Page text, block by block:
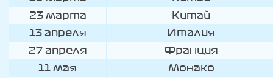
23 марта
Китай
13 апреля
Италия
27 апреля
Франция
11 мая
Монако